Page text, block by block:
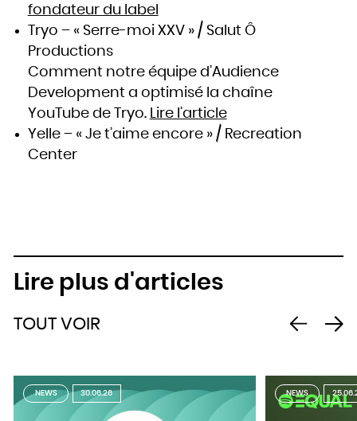
fondateur du label
Tryo – « Serre-moi XXV » / Salut Ô
Productions
Comment notre équipe d’Audience
Development a optimisé la chaîne
YouTube de Tryo. Lire l’article
Yelle – « Je t’aime encore » / Recreation
Center
Lire plus d'articles
TOUT VOIR
NEWS 30.06.26 NEWS